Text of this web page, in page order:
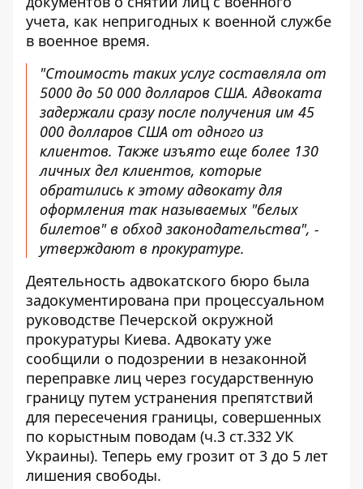
учета, как непригодных к военной службе
в военное время.
"Стоимость таких услуг составляла от
5000 до 50 000 долларов США. Адвоката
задержали сразу после получения им 45
000 долларов США от одного из
клиентов. Также изъято еще более 130
личных дел клиентов, которые
обратились к этому адвокату для
оформления так называемых "белых
билетов" в обход законодательства", -
утверждают в прокуратуре.
Деятельность адвокатского бюро была
задокументирована при процессуальном
руководстве Печерской окружной
прокуратуры Киева. Адвокату уже
сообщили о подозрении в незаконной
переправке лиц через государственную
границу путем устранения препятствий
для пересечения границы, совершенных
по корыстным поводам (ч.3 ст.332 УК
Украины). Теперь ему грозит от 3 до 5 лет
лишения свободы.